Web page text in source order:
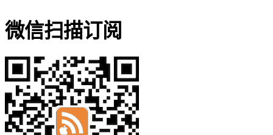
微信扫描订阅